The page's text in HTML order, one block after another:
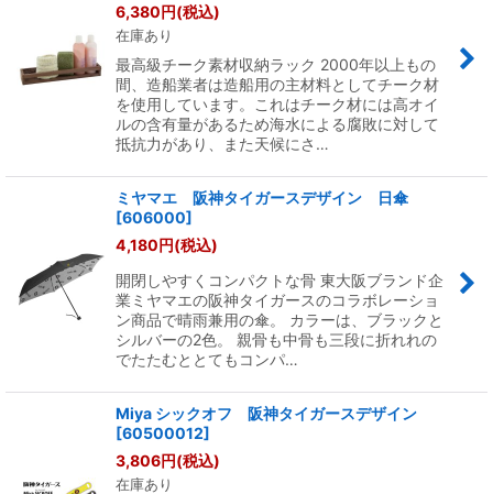
絞り込む
6,380円(税込)
在庫あり
最高級チーク素材収納ラック 2000年以上もの
間、造船業者は造船用の主材料としてチーク材
を使用しています。これはチーク材には高オイ
ルの含有量があるため海水による腐敗に対して
抵抗力があり、また天候にさ…
ミヤマエ 阪神タイガースデザイン 日傘
[606000]
4,180円(税込)
開閉しやすくコンパクトな骨 東大阪ブランド企
業ミヤマエの阪神タイガースのコラボレーショ
ン商品で晴雨兼用の傘。 カラーは、ブラックと
シルバーの2色。 親骨も中骨も三段に折れれの
でたたむととてもコンパ…
Miya シックオフ 阪神タイガースデザイン
[60500012]
3,806円(税込)
在庫あり